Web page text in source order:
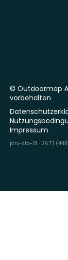
© Outdoormap
vorbehalten
Impressum
phx-sto-01 · 26.7.1